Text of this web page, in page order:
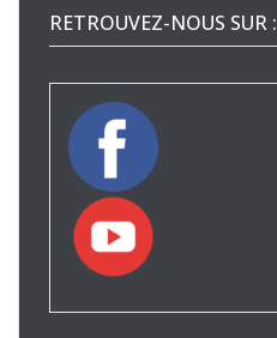
RETROUVEZ-NOUS SUR :